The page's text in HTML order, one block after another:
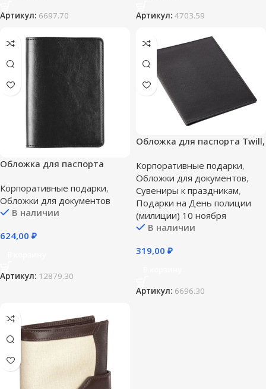
Артикул: 6697.70 Артикул: 4703.59
Обложка для паспорта
Корпоративные подарки,
Обложки для документов
В наличии
624,00 ₽
Артикул: 12879.30
Обложка для паспорта Twill,
Корпоративные подарки,
Обложки для документов,
Сувениры к праздникам,
Подарки на День полиции
(милиции) 10 ноября
В наличии
319,00 ₽
Артикул: 6696.30